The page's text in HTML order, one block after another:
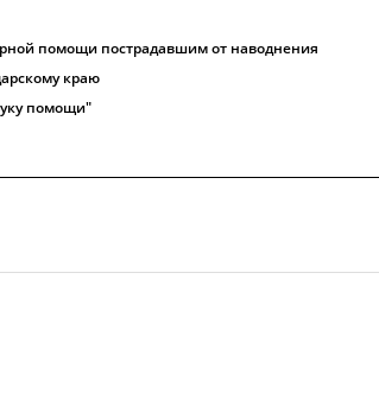
помощи пострадавшим от наводнения
краю
помощи"